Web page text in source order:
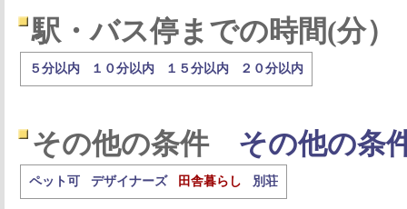
駅・バス停までの時間(分）
５分以内 １０分以内 １５分以内 ２０分以内
その他の条件 その他の条
ペット可 デザイナーズ 田舎暮らし 別荘